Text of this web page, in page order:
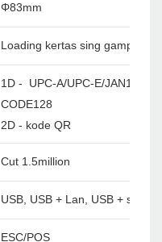
Φ83mm
Loading kertas sing gampang
1D - UPC-A/UPC-E/
CODE128
2D - kode QR
Cut 1.5million
USB, USB + Lan, USB + serial
ESC/POS